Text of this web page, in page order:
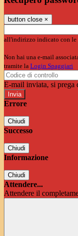
button close ×
all'indirizzo indicato con le
Non hai una e-mail
tramite la Login Spaggiari
E-mail inviata, si prega
Errore
Chiudi
Successo
Chiudi
Informazione
Chiudi
Attendere...
Attendere il